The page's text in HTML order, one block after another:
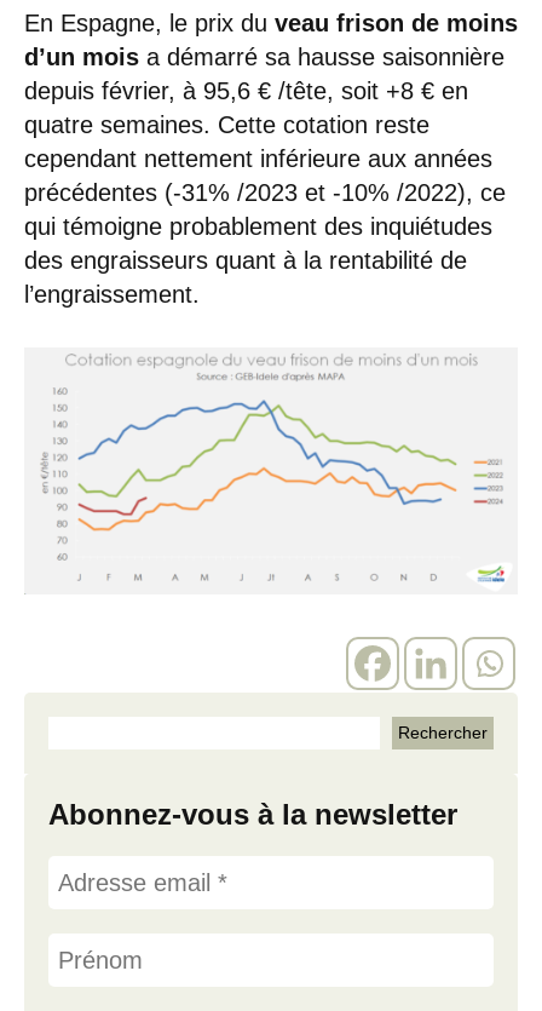
En Espagne, le prix du veau frison de moins
d’un mois a démarré sa hausse saisonnière
depuis février, à 95,6 € /tête, soit +8 € en
quatre semaines. Cette cotation reste
cependant nettement inférieure aux années
précédentes (-31% /2023 et -10% /2022), ce
qui témoigne probablement des inquiétudes
des engraisseurs quant à la rentabilité de
l’engraissement.
Abonnez-vous à la newsletter